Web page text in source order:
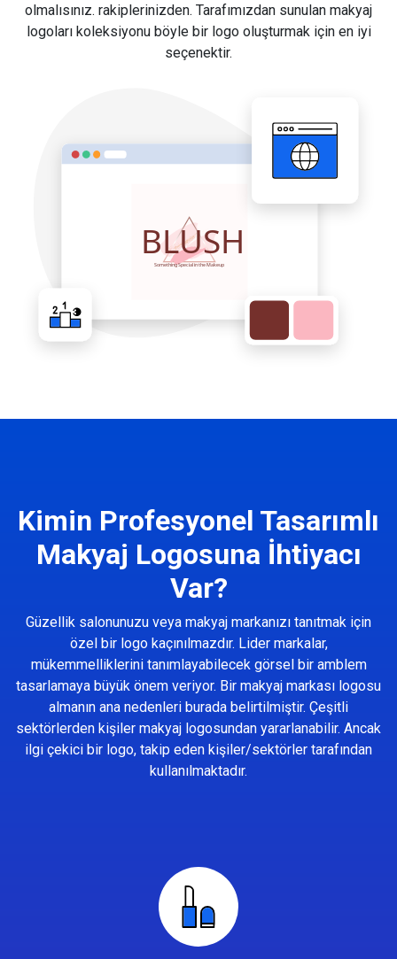
olmalısınız. rakiplerinizden. Tarafımızdan sunulan makyaj
logoları koleksiyonu böyle bir logo oluşturmak için en iyi
seçenektir.
Kimin Profesyonel Tasarımlı
Makyaj Logosuna İhtiyacı
Var?
Güzellik salonunuzu veya makyaj markanızı tanıtmak için
özel bir logo kaçınılmazdır. Lider markalar,
mükemmelliklerini tanımlayabilecek görsel bir amblem
tasarlamaya büyük önem veriyor. Bir makyaj markası logosu
almanın ana nedenleri burada belirtilmiştir. Çeşitli
sektörlerden kişiler makyaj logosundan yararlanabilir. Ancak
ilgi çekici bir logo, takip eden kişiler/sektörler tarafından
kullanılmaktadır.